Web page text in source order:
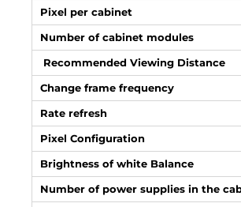
Pixel per cabinet
Number of cabinet modules
Recommended Viewing Distance
Change frame frequency
Rate refresh
Pixel Configuration
Brightness of white Balance
Number of power supplies in the